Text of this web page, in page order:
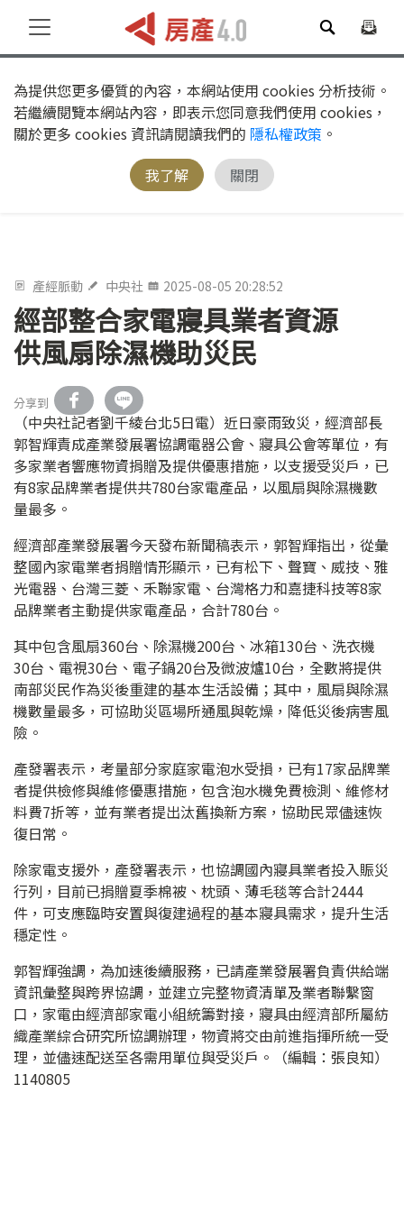
為提供您更多優質的內容，本網站使用 cookies 分析技術。
若繼續閱覽本網站內容，即表示您同意我們使用 cookies，
關於更多 cookies 資訊請閱讀我們的 隱私權政策 。
我了解
關閉
產經脈動 中央社 2025-08-05 20:28:52
經部整合家電寢具業者資源
供風扇除濕機助災民
分享到
（中央社記者劉千綾台北5日電）近日豪雨致災，經濟部長
郭智輝責成產業發展署協調電器公會、寢具公會等單位，有
多家業者響應物資捐贈及提供優惠措施，以支援受災戶，已
有8家品牌業者提供共780台家電產品，以風扇與除濕機數
量最多。
經濟部產業發展署今天發布新聞稿表示，郭智輝指出，從彙
整國內家電業者捐贈情形顯示，已有松下、聲寶、威技、雅
光電器、台灣三菱、禾聯家電、台灣格力和嘉捷科技等8家
品牌業者主動提供家電產品，合計780台。
其中包含風扇360台、除濕機200台、冰箱130台、洗衣機
30台、電視30台、電子鍋20台及微波爐10台，全數將提供
南部災民作為災後重建的基本生活設備；其中，風扇與除濕
機數量最多，可協助災區場所通風與乾燥，降低災後病害風
險。
產發署表示，考量部分家庭家電泡水受損，已有17家品牌業
者提供檢修與維修優惠措施，包含泡水機免費檢測、維修材
料費7折等，並有業者提出汰舊換新方案，協助民眾儘速恢
復日常。
除家電支援外，產發署表示，也協調國內寢具業者投入賑災
行列，目前已捐贈夏季棉被、枕頭、薄毛毯等合計2444
件，可支應臨時安置與復建過程的基本寢具需求，提升生活
穩定性。
郭智輝強調，為加速後續服務，已請產業發展署負責供給端
資訊彙整與跨界協調，並建立完整物資清單及業者聯繫窗
口，家電由經濟部家電小組統籌對接，寢具由經濟部所屬紡
織產業綜合研究所協調辦理，物資將交由前進指揮所統一受
理，並儘速配送至各需用單位與受災戶。（編輯：張良知）
1140805